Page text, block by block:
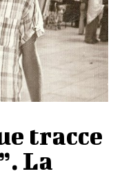
tracce
La